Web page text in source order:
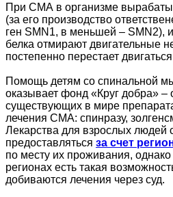
При СМА в организме
(за его производство
ген SMN1, в меньшей – SMN2),
белка отмирают двигательные
постепенно перестает
Помощь детям со спинальной
оказывает фонд «Круг добра» –
существующих в мире
лечения СМА: спинразу,
Лекарства для взрослых людей
предоставляться за счет
по месту их проживания,
регионах есть такая
добиваются лечения через суд.